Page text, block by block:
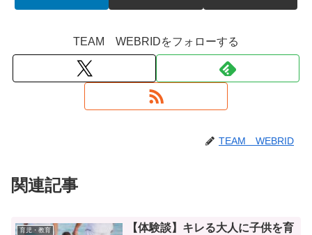
TEAM WEBRIDをフォローする
TEAM WEBRID
関連記事
育児・教育
【体験談】キレる大人に子供を育